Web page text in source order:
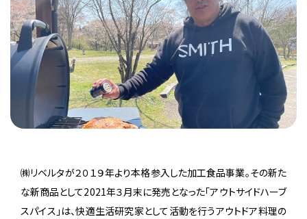
㈱リベルタが２０１９年より本格参入した加工食品事業。その新た
な新商品として2021年３月末に発売となった「アウトサイドハーブ
スパイス」は、快適生活研究家として活動を行うアウトドア料理の